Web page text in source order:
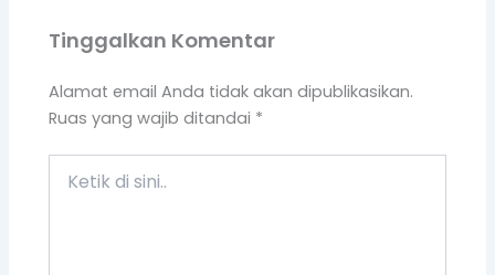
Tinggalkan Komentar
Alamat email Anda tidak akan dipublikasikan.
Ruas yang wajib ditandai *